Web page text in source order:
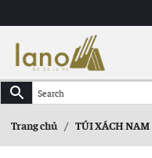
Trang chủ / TÚI XÁCH NAM